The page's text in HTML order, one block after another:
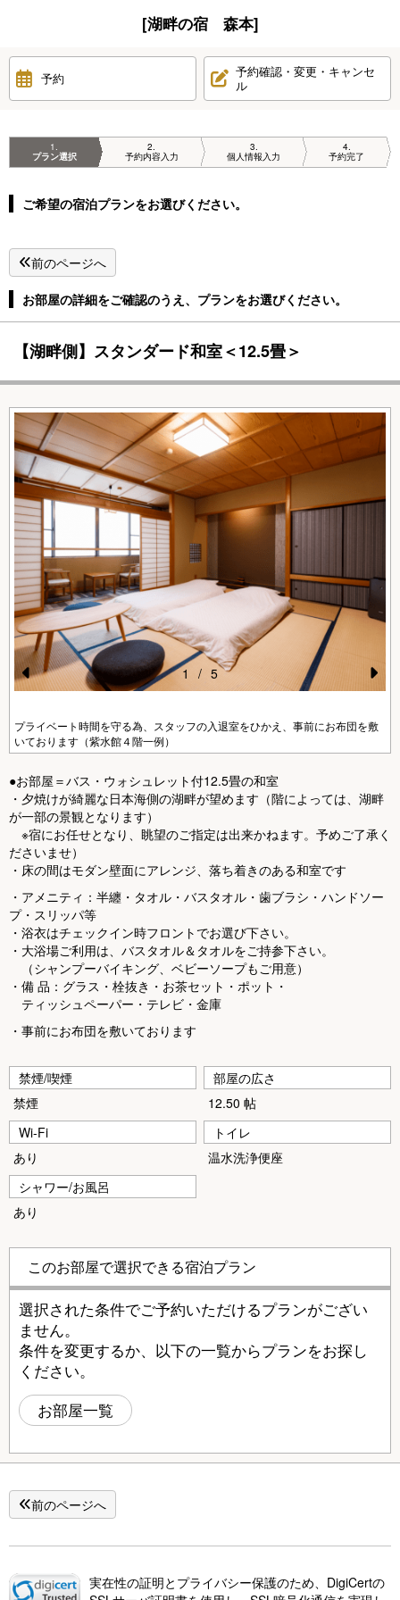
[湖畔の宿 森本]
予約
予約確認・変更・キャンセ
ル
1
プラン選択
2
予約内容入力
3
個人情報入力
4
予約完了
ご希望の宿泊プランをお選びください。
前のページへ
お部屋の詳細をご確認のうえ、プランをお選びください。
【湖畔側】スタンダード和室＜12.5畳＞
Pr
e
vi
o
u
s
プライベート時間を守る為、スタッフの入退室をひかえ、事前にお布団を敷
いております（紫水館４階一例）
N
e
xt
1 / 5
●お部屋＝バス・ウォシュレット付12.5畳の和室
・夕焼けが綺麗な日本海側の湖畔が望めます（階によっては、湖畔
が一部の景観となります）
※宿にお任せとなり、眺望のご指定は出来かねます。予めご了承く
ださいませ）
・床の間はモダン壁面にアレンジ、落ち着きのある和室です
・アメニティ：半纏・タオル・バスタオル・歯ブラシ・ハンドソー
プ・スリッパ等
・浴衣はチェックイン時フロントでお選び下さい。
・大浴場ご利用は、バスタオル＆タオルをご持参下さい。
（シャンプーバイキング、ベビーソープもご用意）
・備 品：グラス・栓抜き・お茶セット・ポット・
ティッシュペーパー・テレビ・金庫
・事前にお布団を敷いております
禁煙/喫煙
禁煙
部屋の広さ
12.50 帖
Wi-Fi
あり
トイレ
温水洗浄便座
シャワー/お風呂
あり
このお部屋で選択できる宿泊プラン
選択された条件でご予約いただけるプランがござい
ません。
条件を変更するか、以下の一覧からプランをお探し
ください。
お部屋一覧
前のページへ
実在性の証明とプライバシー保護のため、DigiCertの